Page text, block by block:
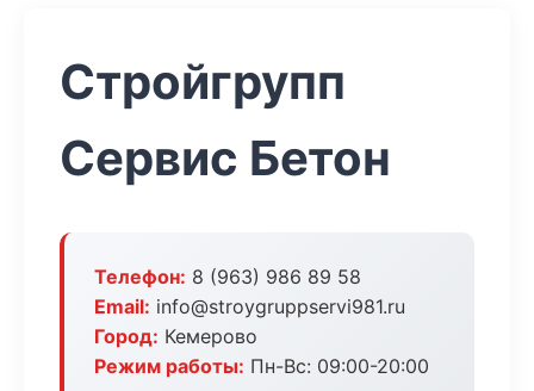
Стройгрупп
Сервис Бетон
Телефон: 8 (963) 986 89 58
Email: info@stroygruppservi981.ru
Город: Кемерово
Режим работы: Пн-Вс: 09:00-20:00